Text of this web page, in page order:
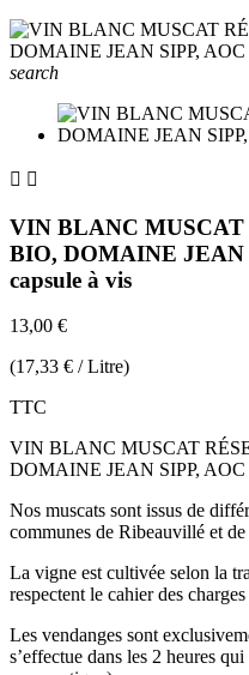
search
 
VIN BLANC MUSCAT
BIO, DOMAINE JEAN
capsule à vis
13,00 €
(17,33 € / Litre)
TTC
VIN BLANC MUSCAT
DOMAINE JEAN SIPP, AOC
Nos muscats sont issus de
communes de Ribeauvillé et
La vigne est cultivée selon la
respectent le cahier des
Les vendanges sont
s’effectue dans les 2 heures